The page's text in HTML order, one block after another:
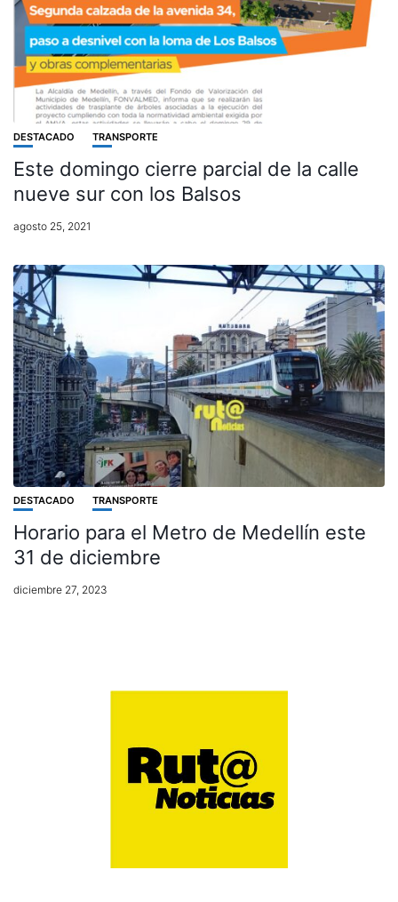
DESTACADO TRANSPORTE
Este domingo cierre parcial de la calle
nueve sur con los Balsos
agosto 25, 2021
DESTACADO TRANSPORTE
Horario para el Metro de Medellín este
31 de diciembre
diciembre 27, 2023